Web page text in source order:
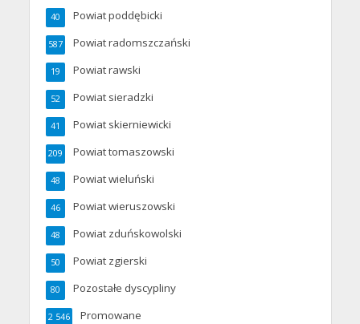
Powiat poddębicki
40
Powiat radomszczański
587
Powiat rawski
19
Powiat sieradzki
52
Powiat skierniewicki
41
Powiat tomaszowski
209
Powiat wieluński
48
Powiat wieruszowski
46
Powiat zduńskowolski
48
Powiat zgierski
50
Pozostałe dyscypliny
80
Promowane
2 546